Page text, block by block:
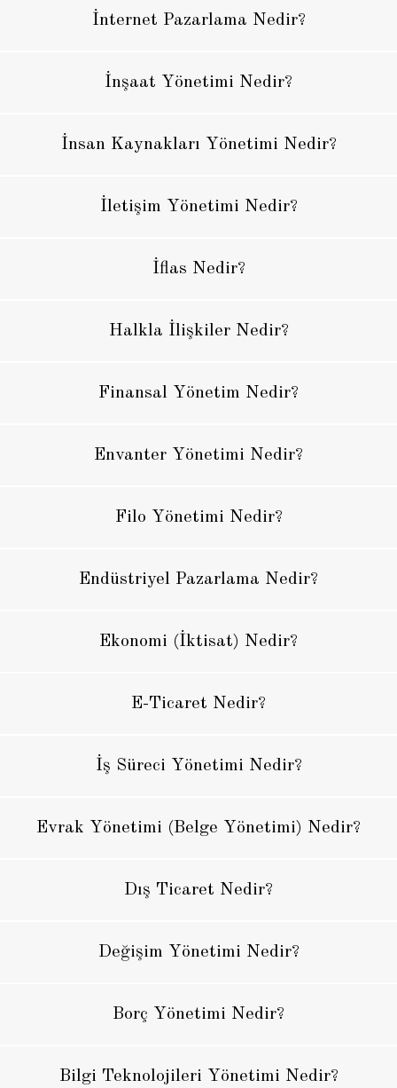
İnternet Pazarlama Nedir?
İnşaat Yönetimi Nedir?
İnsan Kaynakları Yönetimi Nedir?
İletişim Yönetimi Nedir?
İflas Nedir?
Halkla İlişkiler Nedir?
Finansal Yönetim Nedir?
Envanter Yönetimi Nedir?
Filo Yönetimi Nedir?
Endüstriyel Pazarlama Nedir?
Ekonomi (İktisat) Nedir?
E-Ticaret Nedir?
İş Süreci Yönetimi Nedir?
Evrak Yönetimi (Belge Yönetimi) Nedir?
Dış Ticaret Nedir?
Değişim Yönetimi Nedir?
Borç Yönetimi Nedir?
Bilgi Teknolojileri Yönetimi Nedir?